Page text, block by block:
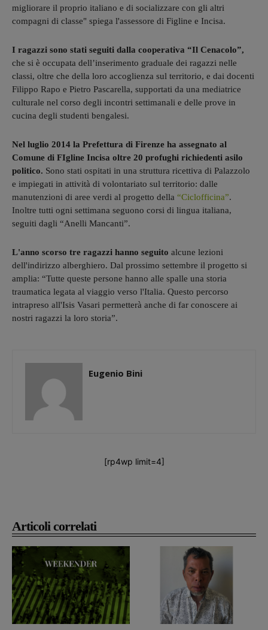
Articoli correlati
migliorare il proprio italiano e di socializzare con gli altri
compagni di classe" spiega l'assessore di Figline e Incisa.
I ragazzi sono stati seguiti dalla cooperativa “Il Cenacolo”,
che si è occupata dell’inserimento graduale dei ragazzi nelle
classi, oltre che della loro accoglienza sul territorio, e dai docenti
Filippo Rapo e Pietro Pascarella, supportati da una mediatrice
culturale nel corso degli incontri settimanali e delle prove in
cucina degli studenti bengalesi.
Nel luglio 2014 la Prefettura di Firenze ha assegnato al
Comune di FIgline Incisa oltre 20 profughi richiedenti asilo
politico. Sono stati ospitati in una struttura ricettiva di Palazzolo
e impiegati in attività di volontariato sul territorio: dalle
manutenzioni di aree verdi al progetto della “Ciclofficina”.
Inoltre tutti ogni settimana seguono corsi di lingua italiana,
seguiti dagli “Anelli Mancanti”.
L'anno scorso tre ragazzi hanno seguito alcune lezioni
dell'indirizzo alberghiero. Dal prossimo settembre il progetto si
amplia: “Tutte queste persone hanno alle spalle una storia
traumatica legata al viaggio verso l'Italia. Questo percorso
intrapreso all'Isis Vasari permetterà anche di far conoscere ai
nostri ragazzi la loro storia”.
Eugenio Bini
[rp4wp limit=4]